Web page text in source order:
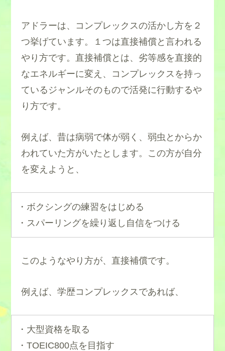
アドラーは、コンプレックスの活かし方を２
つ挙げています。１つは直接補償と言われる
やり方です。直接補償とは、劣等感を直接的
なエネルギーに変え、コンプレックスを持っ
ているジャンルそのもので活発に行動するや
り方です。
例えば、昔は病弱で体が弱く、弱虫とからか
われていた方がいたとします。この方が自分
を変えようと、
・ボクシングの練習をはじめる
・スパーリングを繰り返し自信をつける
このようなやり方が、直接補償です。
例えば、学歴コンプレックスであれば、
・大型資格を取る
・TOEIC800点を目指す